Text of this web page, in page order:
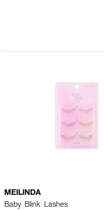
MEILINDA
Baby Blink Lashes